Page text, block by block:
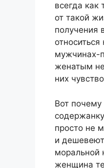
всегда
от такой
получения
мужчинах-
женатым
них
Вот
просто не
и
моральной
женщина